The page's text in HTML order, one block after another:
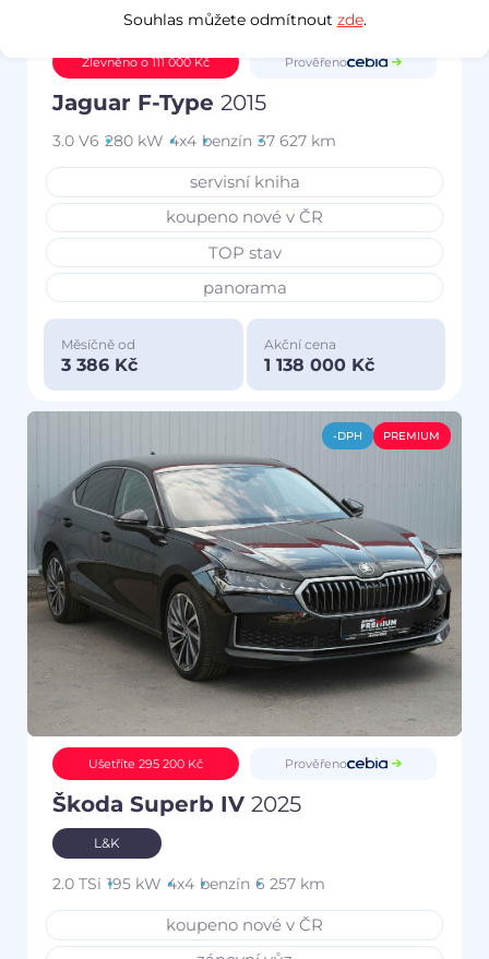
Zlevněno o 111 000 Kč Prověřeno
Jaguar F-Type 2015
3.0 V6 280 kW 4x4 benzín 37 627 km
servisní kniha
koupeno nové v ČR
TOP stav
panorama
Měsíčně od
3 386 Kč
Akční cena
1 138 000 Kč
-DPH PREMIUM
Ušetříte 295 200 Kč Prověřeno
Škoda Superb IV 2025
L&K
2.0 TSi 195 kW 4x4 benzín 6 257 km
koupeno nové v ČR
Souhlas můžete odmítnout zde.